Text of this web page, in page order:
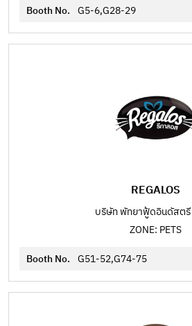
Booth No. G5-6,G28-29
REGALOS
บริษัท พัทยาฟู้ดอินดัสต
ZONE: PETS
Booth No. G51-52,G74-75